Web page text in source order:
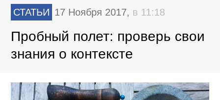
СТАТЬИ 17 Ноября 2017, в 11:18
Пробный полет: проверь свои
знания о контексте